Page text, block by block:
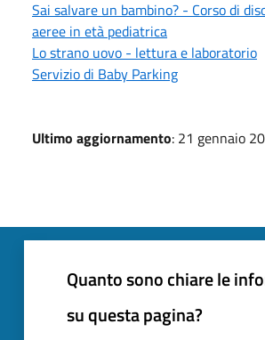
Sai salvare un bambino? - Corso di
aeree in età pediatrica
Lo strano uovo - lettura e laboratorio
Servizio di Baby Parking
Ultimo aggiornamento: 21 gennaio
Quanto sono chiare le
su questa pagina?